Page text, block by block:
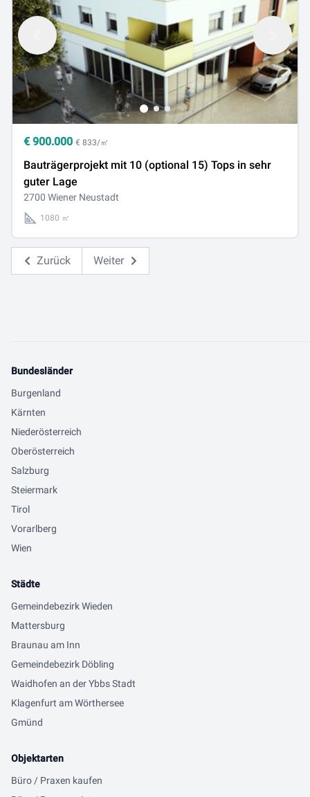
€ 900.000 € 833/㎡
Bauträgerprojekt mit 10 (optional 15) Tops in sehr
guter Lage
2700 Wiener Neustadt
1080 ㎡
Zurück Weiter
Bundesländer
Burgenland
Kärnten
Niederösterreich
Oberösterreich
Salzburg
Steiermark
Tirol
Vorarlberg
Wien
Städte
Gemeindebezirk Wieden
Mattersburg
Braunau am Inn
Gemeindebezirk Döbling
Waidhofen an der Ybbs Stadt
Klagenfurt am Wörthersee
Gmünd
Objektarten
Büro / Praxen kaufen